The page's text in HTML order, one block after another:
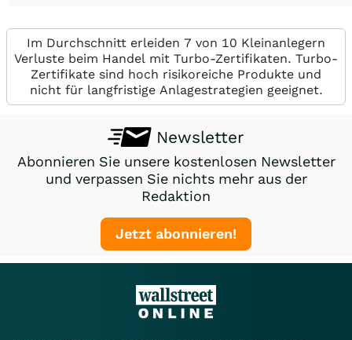
Im Durchschnitt erleiden 7 von 10 Kleinanlegern
Verluste beim Handel mit Turbo-Zertifikaten. Turbo-
Zertifikate sind hoch risikoreiche Produkte und
nicht für langfristige Anlagestrategien geeignet.
Newsletter
Abonnieren Sie unsere kostenlosen Newsletter
und verpassen Sie nichts mehr aus der
Redaktion
Jetzt abonnieren!